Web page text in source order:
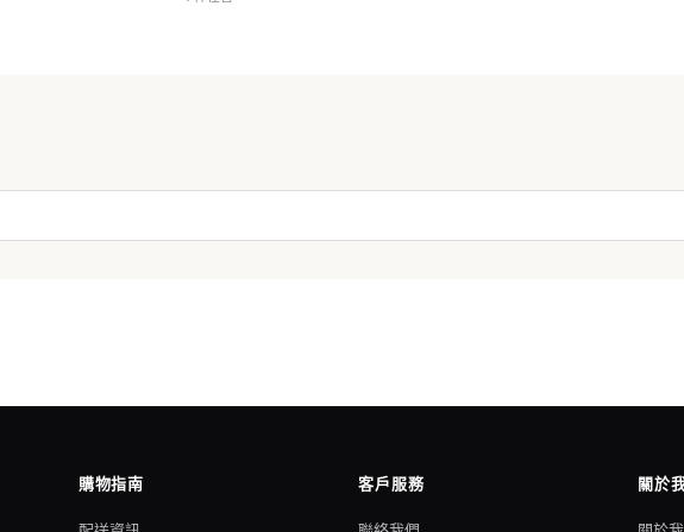
購物指南 客戶服務 關於